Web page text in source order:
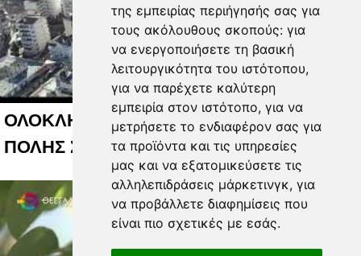
της εμπειρίας περιήγησής σας για
τους ακόλουθους σκοπούς: για
να ενεργοποιήσετε τη βασική
λειτουργικότητα του ιστότοπου,
για να παρέχετε καλύτερη
εμπειρία στον ιστότοπο, για να
μετρήσετε το ενδιαφέρον σας για
τα προϊόντα και τις υπηρεσίες
μας και να εξατομικεύσετε τις
αλληλεπιδράσεις μάρκετινγκ, για
να προβάλλετε διαφημίσεις που
είναι πιο σχετικές με εσάς.
ΟΛΟΚΛΗΡΩΜΕΝΟ ΣΥΣΤΗΜΑ ΕΞΥΠΝΗΣ
ΠΟΛΗΣ ΣΤΗ ΛΑΡΙΣΑ 06 08 2026